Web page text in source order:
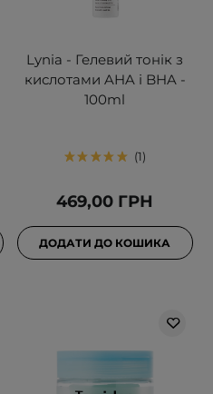
Lynia - Гелевий тонік з
кислотами AHA і BHA -
100ml
1
469,00 ГРН
ДОДАТИ ДО КОШИКА